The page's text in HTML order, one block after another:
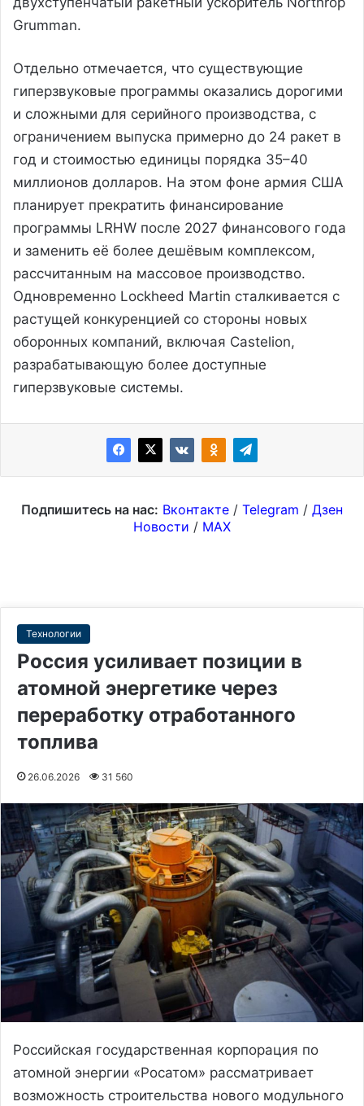
Grumman.
Отдельно отмечается, что существующие
гиперзвуковые программы оказались дорогими
и сложными для серийного производства, с
ограничением выпуска примерно до 24 ракет в
год и стоимостью единицы порядка 35–40
миллионов долларов. На этом фоне армия США
планирует прекратить финансирование
программы LRHW после 2027 финансового года
и заменить её более дешёвым комплексом,
рассчитанным на массовое производство.
Одновременно Lockheed Martin сталкивается с
растущей конкуренцией со стороны новых
оборонных компаний, включая Castelion,
разрабатывающую более доступные
гиперзвуковые системы.
Подпишитесь на нас: Вконтакте / Telegram / Дзен
Новости / MAX